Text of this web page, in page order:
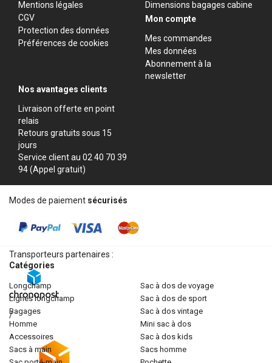
Mentions légales
CGV
Protection des données
Préférences de cookies
Dimensions bagages cabine
Mon compte
Mes commandes
Mes données
Abonnement à la
newsletter
Nos avantages clients
Livraison offerte en point
relais
Retours gratuits sous 15
jours
Service client au 02 40 70 39
94 (Appel gratuit)
Modes de paiement sécurisés
Transporteurs partenaires :
/
Catégories
longchamp
lignes longchamp
bagages
homme
accessoires
sacs à main
sac à dos de voyage
sac à dos de sport
sac à dos vintage
mini sac à dos
sac à dos kids
sacs homme